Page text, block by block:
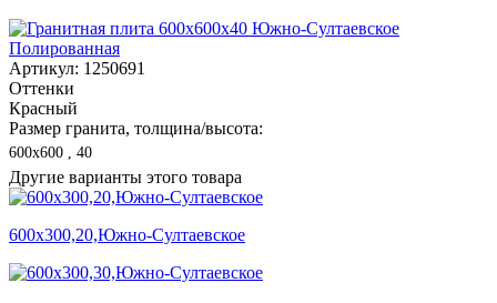
Артикул: 1250691
Оттенки
Красный
Размер гранита, толщина/высота:
600х600 , 40
Другие варианты этого товара
600х300,20,Южно-Султаевское